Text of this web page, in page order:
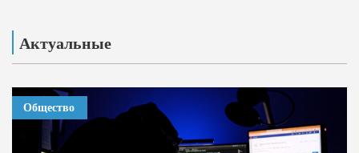
Актуальные
Общество